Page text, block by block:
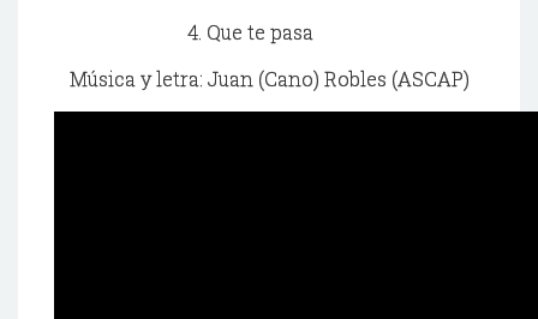
4. Que te pasa
Música y letra: Juan (Cano) Robles (ASCAP)